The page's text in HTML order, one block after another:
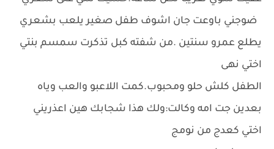
ضوجني باوعت جان اشوف طفل صغير يلعب بشعري
يطلع عمرو سنتين .من شفته كبل تذكرت سمسم بنتي
اختي نهى
الطفل كلش حلو ومحبوب.كمت اللاعبو والعب وياه
بعدين جت امه وكالت:ولك هذا شجابك هين اعذريني
اختي كعدج من نومج